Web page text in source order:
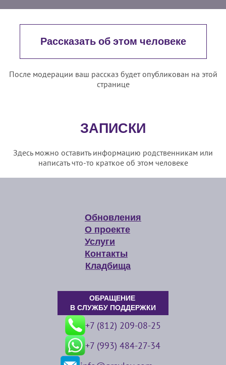
Рассказать об этом человеке
После модерации ваш рассказ будет опубликован на этой
странице
ЗАПИСКИ
Здесь можно оставить информацию родственникам или
написать что-то краткое об этом человеке
Обновления
О проекте
Услуги
Контакты
Кладбища
ОБРАЩЕНИЕ
В СЛУЖБУ ПОДДЕРЖКИ
+7 (812) 209-08-25
+7 (993) 484-27-34